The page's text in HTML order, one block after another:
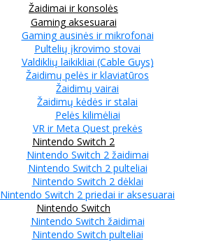
Žaidimai ir konsolės
Gaming aksesuarai
Gaming ausinės ir mikrofonai
Pultelių įkrovimo stovai
Valdiklių laikikliai (Cable Guys)
Žaidimų pelės ir klaviatūros
Žaidimų vairai
Žaidimų kėdės ir stalai
Pelės kilimėliai
VR ir Meta Quest prekės
Nintendo Switch 2
Nintendo Switch 2 žaidimai
Nintendo Switch 2 pulteliai
Nintendo Switch 2 dėklai
Nintendo Switch 2 priedai ir aksesuarai
Nintendo Switch
Nintendo Switch žaidimai
Nintendo Switch pulteliai